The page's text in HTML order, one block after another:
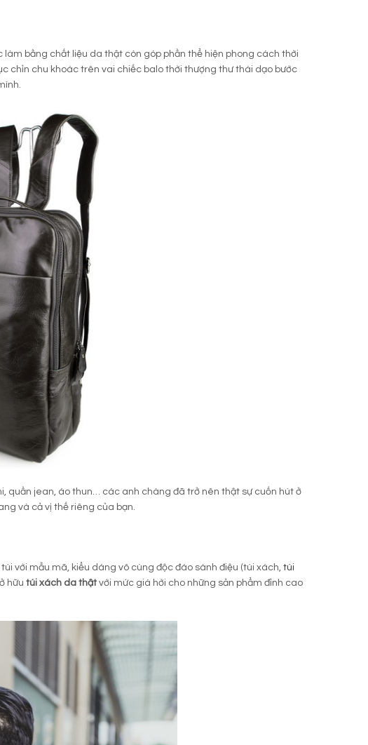
làm bằng chất liệu da thật còn góp phần thể hiện phong cách thời
chỉn chu khoác trên vai chiếc balo thời thượng thư thái dạo bước
quần jean, áo thun… các anh chàng đã trở nên thật sự cuốn hút ở
và cả vị thế riêng của bạn.
với mẫu mã, kiểu dáng vô cùng độc đáo sành điệu (túi xách, túi
hữu túi xách da thật với mức giá hời cho những sản phẩm đỉnh cao